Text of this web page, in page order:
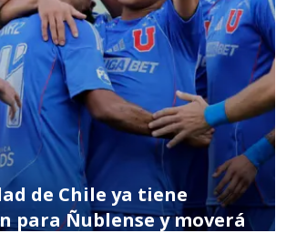
de Chile ya tiene
para Ñublense y moverá